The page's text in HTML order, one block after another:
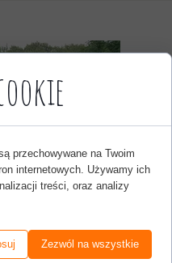
przechowywane na Twoim
internetowych. Używamy ich
treści, oraz analizy
Zezwól na wszystkie